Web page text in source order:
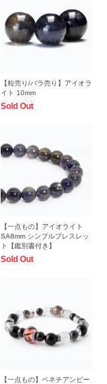
【粒売り/バラ売り】アイオラ
イト 10mm
Sold Out
【一点もの】アイオライト
SA8mm シンプルブレスレッ
ト【鑑別書付き】
Sold Out
【一点もの】ベネチアンビー